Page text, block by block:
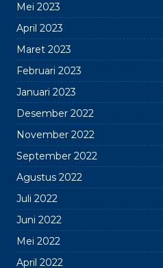
Mei 2023
April 2023
Maret 2023
Februari 2023
Januari 2023
Desember 2022
November 2022
September 2022
Agustus 2022
Juli 2022
Juni 2022
Mei 2022
April 2022